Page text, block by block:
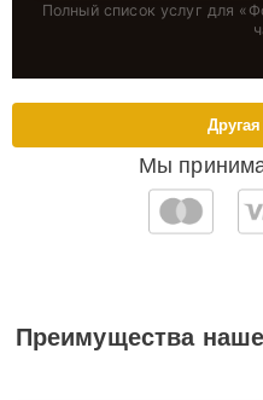
Полный список услуг для «
Мы
Преимущества